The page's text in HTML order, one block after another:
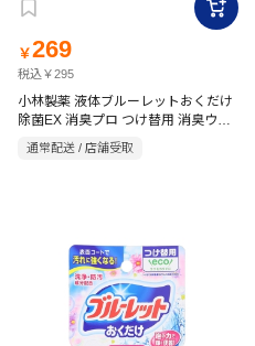
￥269
税込￥295
小林製薬 液体ブルーレットおくだけ
除菌EX 消臭プロ つけ替用 消臭ウォ
ッシュ 67ml
通常配送 / 店舗受取